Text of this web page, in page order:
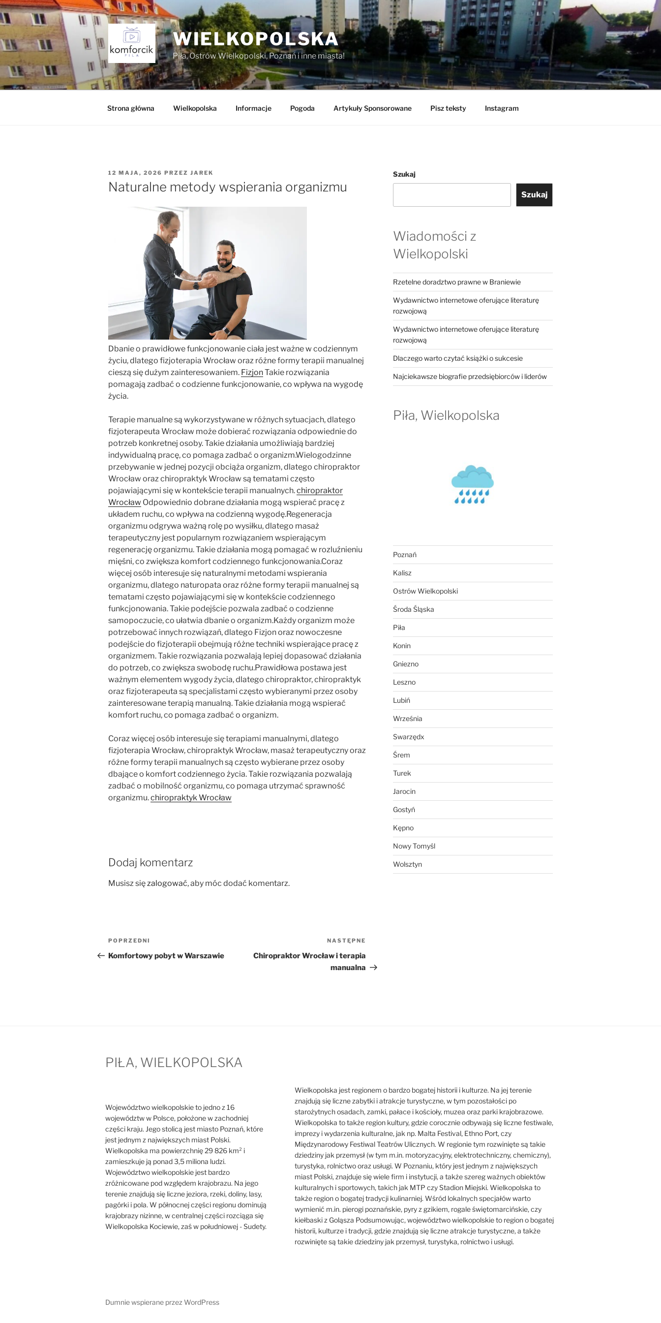
Przejdź
do
treści
WIELKOPOLSKA
Piła, Ostrów Wielkopolski, Poznań i inne miasta!
Strona główna Wielkopolska Informacje Pogoda Artykuły Sponsorowane Pisz teksty Instagram
OPUBLIKOWANE
W
12 MAJA, 2026 PRZEZ JAREK
Naturalne metody wspierania organizmu
Dbanie o prawidłowe funkcjonowanie ciała jest ważne w codziennym
życiu, dlatego fizjoterapia Wrocław oraz różne formy terapii manualnej
cieszą się dużym zainteresowaniem. FizjonTakie rozwiązania
pomagają zadbać o codzienne funkcjonowanie, co wpływa na wygodę
życia.
Terapie manualne są wykorzystywane w różnych sytuacjach, dlatego
fizjoterapeuta Wrocław może dobierać rozwiązania odpowiednie do
potrzeb konkretnej osoby. Takie działania umożliwiają bardziej
indywidualną pracę, co pomaga zadbać o organizm.Wielogodzinne
przebywanie w jednej pozycji obciąża organizm, dlatego chiropraktor
Wrocław oraz chiropraktyk Wrocław są tematami często
pojawiającymi się w kontekście terapii manualnych.chiropraktor
Wrocław Odpowiednio dobrane działania mogą wspierać pracę z
układem ruchu, co wpływa na codzienną wygodę.Regeneracja
organizmu odgrywa ważną rolę po wysiłku, dlatego masaż
terapeutyczny jest popularnym rozwiązaniem wspierającym
regenerację organizmu. Takie działania mogą pomagać w rozluźnieniu
mięśni, co zwiększa komfort codziennego funkcjonowania.Coraz
więcej osób interesuje się naturalnymi metodami wspierania
organizmu, dlatego naturopata oraz różne formy terapii manualnej są
tematami często pojawiającymi się w kontekście codziennego
funkcjonowania. Takie podejście pozwala zadbać o codzienne
samopoczucie, co ułatwia dbanie o organizm.Każdy organizm może
potrzebować innych rozwiązań, dlatego Fizjon oraz nowoczesne
podejście do fizjoterapii obejmują różne techniki wspierające pracę z
organizmem. Takie rozwiązania pozwalają lepiej dopasować działania
do potrzeb, co zwiększa swobodę ruchu.Prawidłowa postawa jest
ważnym elementem wygody życia, dlatego chiropraktor, chiropraktyk
oraz fizjoterapeuta są specjalistami często wybieranymi przez osoby
zainteresowane terapią manualną. Takie działania mogą wspierać
komfort ruchu, co pomaga zadbać o organizm.
Coraz więcej osób interesuje się terapiami manualnymi, dlatego
fizjoterapia Wrocław, chiropraktyk Wrocław, masaż terapeutyczny oraz
różne formy terapii manualnych są często wybierane przez osoby
dbające o komfort codziennego życia. Takie rozwiązania pozwalają
zadbać o mobilność organizmu, co pomaga utrzymać sprawność
organizmu.chiropraktyk Wrocław
Dodaj komentarz
Musisz sięzalogować, aby móc dodać komentarz.
Nawigacja
wpisu
Poprzedni
wpis
POPRZEDNI
Komfortowy pobyt w Warszawie
NASTĘPNE
Chiropraktor Wrocław i terapia
manualna
Szukaj
Szukaj
Wiadomości z
Wielkopolski
Rzetelne doradztwo prawne w Braniewie
Wydawnictwo internetowe oferujące literaturę
rozwojową
Wydawnictwo internetowe oferujące literaturę
rozwojową
Dlaczego warto czytać książki o sukcesie
Najciekawsze biografie przedsiębiorców i liderów
Piła, Wielkopolska
Poznań
Kalisz
Ostrów Wielkopolski
Środa Śląska
Piła
Konin
Gniezno
Leszno
Lubiń
Września
Swarzędx
Śrem
Turek
Jarocin
Gostyń
Kępno
Nowy Tomyśl
Wolsztyn
PIŁA, WIELKOPOLSKA
Województwo wielkopolskie to jedno z 16
województw w Polsce, położone w zachodniej
części kraju. Jego stolicą jest miasto Poznań, które
jest jednym z największych miast Polski.
Wielkopolska ma powierzchnię 29 826 km² i
zamieszkuje ją ponad 3,5 miliona ludzi.
Województwo wielkopolskie jest bardzo
zróżnicowane pod względem krajobrazu. Na jego
terenie znajdują się liczne jeziora, rzeki, doliny, lasy,
pagórki i pola. W północnej części regionu dominują
krajobrazy nizinne, w centralnej części rozciąga się
Wielkopolska Kociewie, zaś w południowej - Sudety.
Wielkopolska jest regionem o bardzo bogatej historii i kulturze. Na jej terenie
znajdują się liczne zabytki i atrakcje turystyczne, w tym pozostałości po
starożytnych osadach, zamki, pałace i kościoły, muzea oraz parki krajobrazowe.
Wielkopolska to także region kultury, gdzie corocznie odbywają się liczne festiwale,
imprezy i wydarzenia kulturalne, jak np. Malta Festival, Ethno Port, czy
Międzynarodowy Festiwal Teatrów Ulicznych. W regionie tym rozwinięte są takie
dziedziny jak przemysł (w tym m.in. motoryzacyjny, elektrotechniczny, chemiczny),
turystyka, rolnictwo oraz usługi. W Poznaniu, który jest jednym z największych
miast Polski, znajduje się wiele firm i instytucji, a także szereg ważnych obiektów
kulturalnych i sportowych, takich jak MTP czy Stadion Miejski. Wielkopolska to
także region o bogatej tradycji kulinarniej. Wśród lokalnych specjałów warto
wymienić m.in. pierogi poznańskie, pyry z gzikiem, rogale świętomarcińskie, czy
kiełbaski z Goląsza Podsumowując, województwo wielkopolskie to region o bogatej
historii, kulturze i tradycji, gdzie znajdują się liczne atrakcje turystyczne, a także
rozwinięte są takie dziedziny jak przemysł, turystyka, rolnictwo i usługi.
Dumnie wspierane przez WordPress